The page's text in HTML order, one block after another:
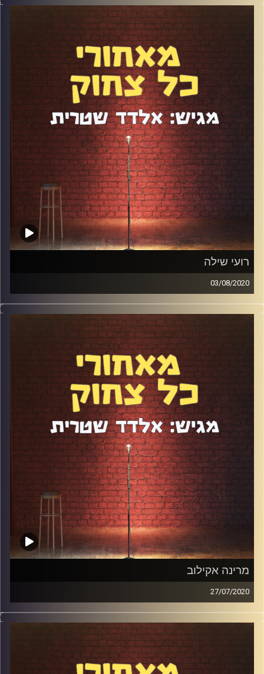
את עולם התרבות הוא שחרר סרטון סטנדאפ שצבר למעלה
ממיליון צפיות, יצא עם מופע יחיד, והעתיד היה נראה ורוד. ברקו
הוא מהסטנדאפיסטים הצנועים והמוכשרים בארץ. דיברנו על
גזענות, מחאת האתיופים, תקופת הקורונה והיתרונות שלה,
מועדוני סטנדאפ וחדרי אמנים, כתיבה, ומופע שבו הקהל ציפה
ממנו להופיע באמהרית.
קרדיט תמונות:אלדד שטרית
רועי שילה
03/08/2020
איזה פרק מיוחד מצפה לכם. רועי שילה מופיע בערך שנתיים
ולכן היה מעניין מאוד לשמוע את נקודת המבט שלו על
סטנדאפ ועל עולם הסטנדאפ. הוא גם המרואיין הצעיר ביותר
שהגיע לתכנית, מה שלא ניכר בכלל במהלך השיחה איתו. הוא
מוכשר, חכם, מצחיק והיה פשוט מרתק לשמוע מישהו שגדל
בתוך שפע של קומדיה שאין לו תקדים. צפו לפרק מיוחד
ומלא רפרנסים.
קרדיט תמונות:אלדד שטרית
מרינה אקילוב
27/07/2020
מרינה אקילוב היא פצצת כישרון שמופיעה כבר למעלה מ-5
שנים בהן הספיקה לרוץ עם המופע "נשי ותהני" בכל הארץ,
להשתתף בסדרה "נחמה" של רשף לוי, ולצאת עם מופע יחיד.
על הדרך היא הביאה שני ילדים, עברה לקיבוץ בצפון ופתחה
מיזם שבו היא מוכרת גלויות עם הפנצ'ים שלה. דיברנו על כל